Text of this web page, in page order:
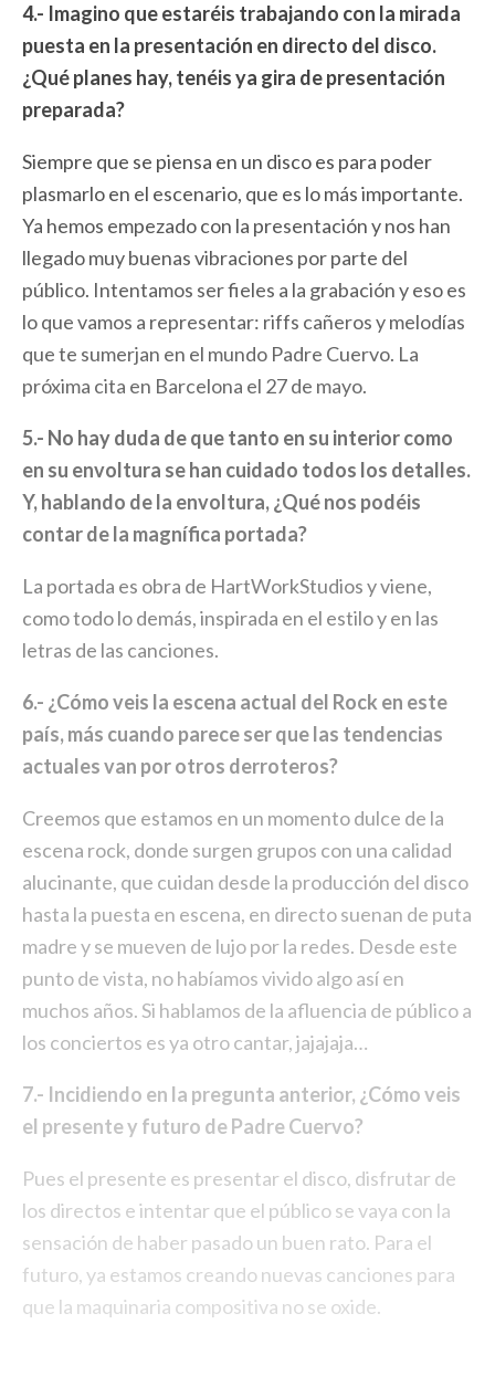
4.- Imagino que estaréis trabajando con la mirada
puesta en la presentación en directo del disco.
¿Qué planes hay, tenéis ya gira de presentación
preparada?
Siempre que se piensa en un disco es para poder
plasmarlo en el escenario, que es lo más importante.
Ya hemos empezado con la presentación y nos han
llegado muy buenas vibraciones por parte del
público. Intentamos ser fieles a la grabación y eso es
lo que vamos a representar: riffs cañeros y melodías
que te sumerjan en el mundo Padre Cuervo. La
próxima cita en Barcelona el 27 de mayo.
5.- No hay duda de que tanto en su interior como
en su envoltura se han cuidado todos los detalles.
Y, hablando de la envoltura, ¿Qué nos podéis
contar de la magnífica portada?
La portada es obra de HartWorkStudios y viene,
como todo lo demás, inspirada en el estilo y en las
letras de las canciones.
6.- ¿Cómo veis la escena actual del Rock en este
país, más cuando parece ser que las tendencias
actuales van por otros derroteros?
Creemos que estamos en un momento dulce de la
escena rock, donde surgen grupos con una calidad
alucinante, que cuidan desde la producción del disco
hasta la puesta en escena, en directo suenan de puta
madre y se mueven de lujo por la redes. Desde este
punto de vista, no habíamos vivido algo así en
muchos años. Si hablamos de la afluencia de público a
los conciertos es ya otro cantar, jajajaja…
7.- Incidiendo en la pregunta anterior, ¿Cómo veis
el presente y futuro de Padre Cuervo?
Pues el presente es presentar el disco, disfrutar de
los directos e intentar que el público se vaya con la
sensación de haber pasado un buen rato. Para el
futuro, ya estamos creando nuevas canciones para
que la maquinaria compositiva no se oxide.